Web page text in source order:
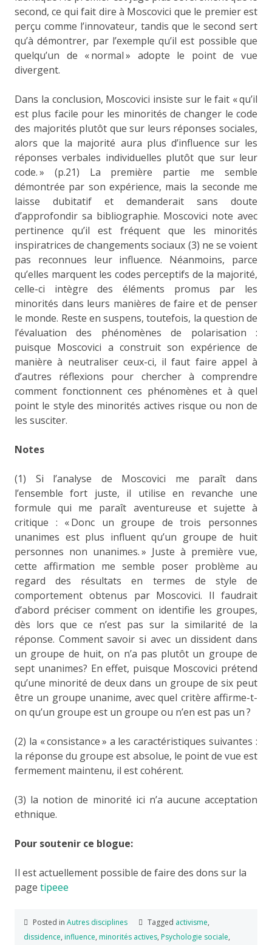
second, ce qui fait dire à Moscovici que le premier est
perçu comme l’innovateur, tandis que le second sert
qu’à démontrer, par l’exemple qu’il est possible que
quelqu’un de « normal » adopte le point de vue
divergent.
Dans la conclusion, Moscovici insiste sur le fait « qu’il
est plus facile pour les minorités de changer le code
des majorités plutôt que sur leurs réponses sociales,
alors que la majorité aura plus d’influence sur les
réponses verbales individuelles plutôt que sur leur
code. » (p.21) La première partie me semble
démontrée par son expérience, mais la seconde me
laisse dubitatif et demanderait sans doute
d’approfondir sa bibliographie. Moscovici note avec
pertinence qu’il est fréquent que les minorités
inspiratrices de changements sociaux (3) ne se voient
pas reconnues leur influence. Néanmoins, parce
qu’elles marquent les codes perceptifs de la majorité,
celle-ci intègre des éléments promus par les
minorités dans leurs manières de faire et de penser
le monde. Reste en suspens, toutefois, la question de
l’évaluation des phénomènes de polarisation :
puisque Moscovici a construit son expérience de
manière à neutraliser ceux-ci, il faut faire appel à
d’autres réflexions pour chercher à comprendre
comment fonctionnent ces phénomènes et à quel
point le style des minorités actives risque ou non de
les susciter.
Notes
(1) Si l’analyse de Moscovici me paraît dans
l’ensemble fort juste, il utilise en revanche une
formule qui me paraît aventureuse et sujette à
critique : « Donc un groupe de trois personnes
unanimes est plus influent qu’un groupe de huit
personnes non unanimes. » Juste à première vue,
cette affirmation me semble poser problème au
regard des résultats en termes de style de
comportement obtenus par Moscovici. Il faudrait
d’abord préciser comment on identifie les groupes,
dès lors que ce n’est pas sur la similarité de la
réponse. Comment savoir si avec un dissident dans
un groupe de huit, on n’a pas plutôt un groupe de
sept unanimes? En effet, puisque Moscovici prétend
qu’une minorité de deux dans un groupe de six peut
être un groupe unanime, avec quel critère affirme-t-
on qu’un groupe est un groupe ou n’en est pas un ?
(2) la « consistance » a les caractéristiques suivantes :
la réponse du groupe est absolue, le point de vue est
fermement maintenu, il est cohérent.
(3) la notion de minorité ici n’a aucune acceptation
ethnique.
Pour soutenir ce blogue:
Il est actuellement possible de faire des dons sur la
page tipeee
Posted in Autres disciplines Tagged activisme,
dissidence, influence, minorités actives, Psychologie sociale,